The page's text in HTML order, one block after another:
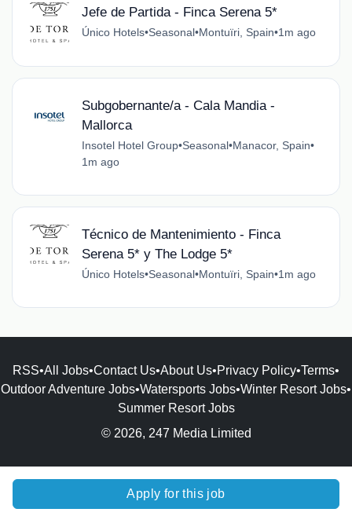
Apply for this job
Jefe de Partida - Finca Serena 5*
Único Hotels•Seasonal•Montuïri, Spain•1m ago
Subgobernante/a - Cala Mandia -
Mallorca
Insotel Hotel Group•Seasonal•Manacor, Spain•
1m ago
Técnico de Mantenimiento - Finca
Serena 5* y The Lodge 5*
Único Hotels•Seasonal•Montuïri, Spain•1m ago
RSS•All Jobs•Contact Us•About Us•Privacy Policy•Terms•
Outdoor Adventure Jobs•Watersports Jobs•Winter Resort Jobs•
Summer Resort Jobs
© 2026, 247 Media Limited